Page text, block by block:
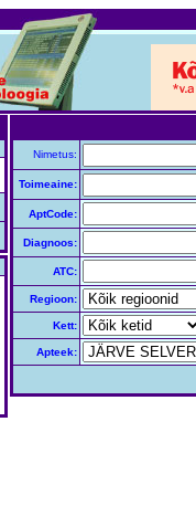
Nimetus:
Toimeaine:
AptCode:
Diagnoos:
ATC:
Regioon:
Kett:
Apteek: